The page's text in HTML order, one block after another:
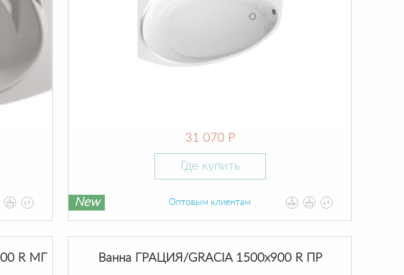
31 070 Р
Где купить
New Оптовым клиентам
R МГ Ванна ГРАЦИЯ/GRACIA 1500х900 R ПР